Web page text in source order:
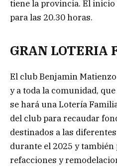
tiene la provincia. El inicio
para las 20.30 horas.
GRAN LOTERIA
El club Benjamin
y a toda la comunidad,
se hará una Lotería
del club para recaudar
destinados a las
durante el 2025 y
refacciones y